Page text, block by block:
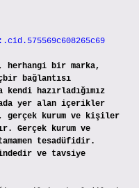
bir marka,
bağlantısı
kendi hazırladığımız
yer alan içerikler
gerçek kurum ve kişiler
Gerçek kurum ve
tesadüfidir.
ve tavsiye